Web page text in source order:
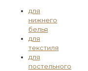
для
нижнего
белья
для
текстиля
для
постельного